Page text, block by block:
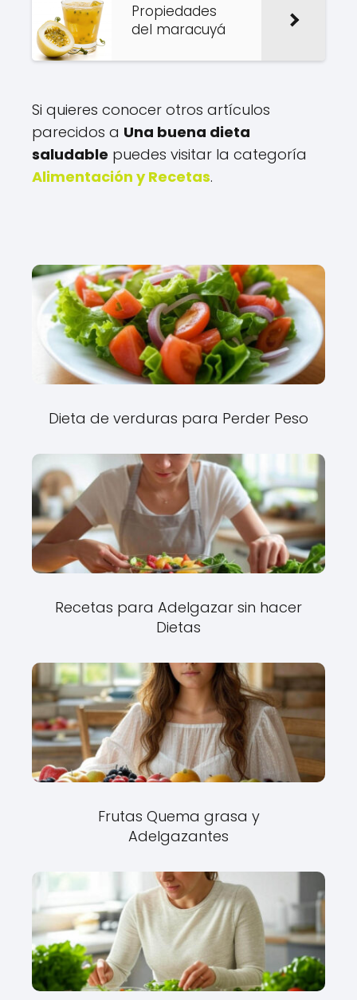
Propiedades
del maracuyá
Si quieres conocer otros artículos
parecidos a Una buena dieta
saludable puedes visitar la categoría
Alimentación y Recetas.
Dieta de verduras para Perder Peso
Recetas para Adelgazar sin hacer
Dietas
Frutas Quema grasa y
Adelgazantes